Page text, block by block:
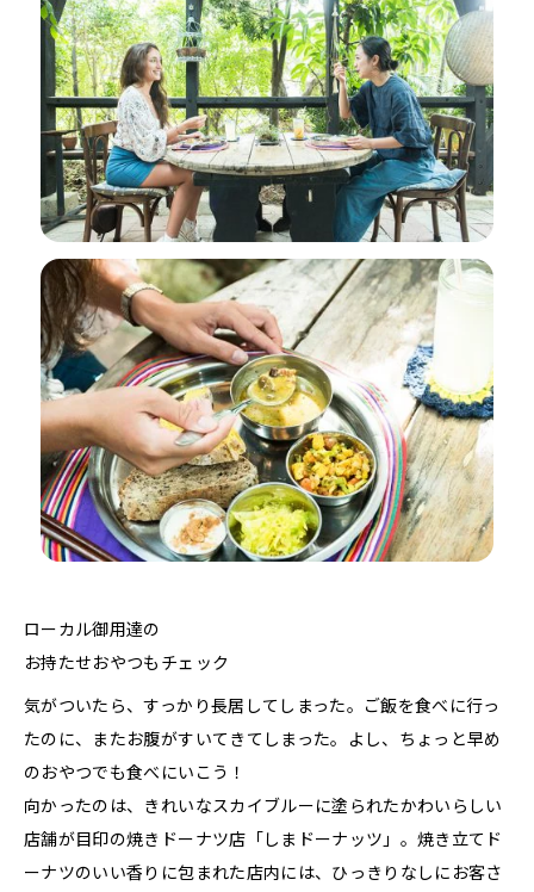
ローカル御用達の
お持たせおやつもチェック
気がついたら、すっかり長居してしまった。ご飯を食べに行っ
たのに、またお腹がすいてきてしまった。よし、ちょっと早め
のおやつでも食べにいこう！
向かったのは、きれいなスカイブルーに塗られたかわいらしい
店舗が目印の焼きドーナツ店「しまドーナッツ」。焼き立てド
ーナツのいい香りに包まれた店内には、ひっきりなしにお客さ